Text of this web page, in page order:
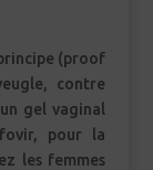
(proof
contre
gel vaginal
pour la
les femmes